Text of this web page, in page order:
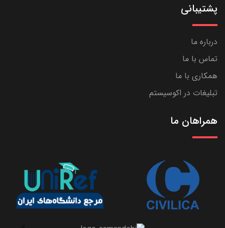
پشتیبانی
درباره ما
تماس با ما
همکاری با ما
تبلیغات در اکوسیستم
همراهان ما